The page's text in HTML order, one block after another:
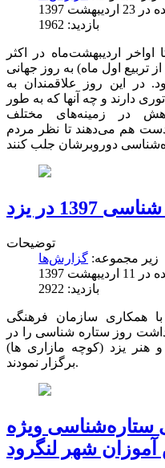
1397
بازدید: 1962
اواخر اردیبهشت‌ماه در اکثر
تربیع اول ماه) به روز جهانی
در این روز علاقمندان به
دارند و چه آنها که به طور
در زمینه‌های مختلف
هم می‌دهند تا نظر مردم
در یزد
توضیحات
زیر مجموعه: گزارش‌ها
1397
بازدید: 2922
همکاری سازمان فرهنگی
روز ستاره شناسی را در
فرهنگ و هنر یزد (کوچه مازاری ها)
برگزار نمودند.
ستاره‌شناسی ویژه
شهر لنگرود